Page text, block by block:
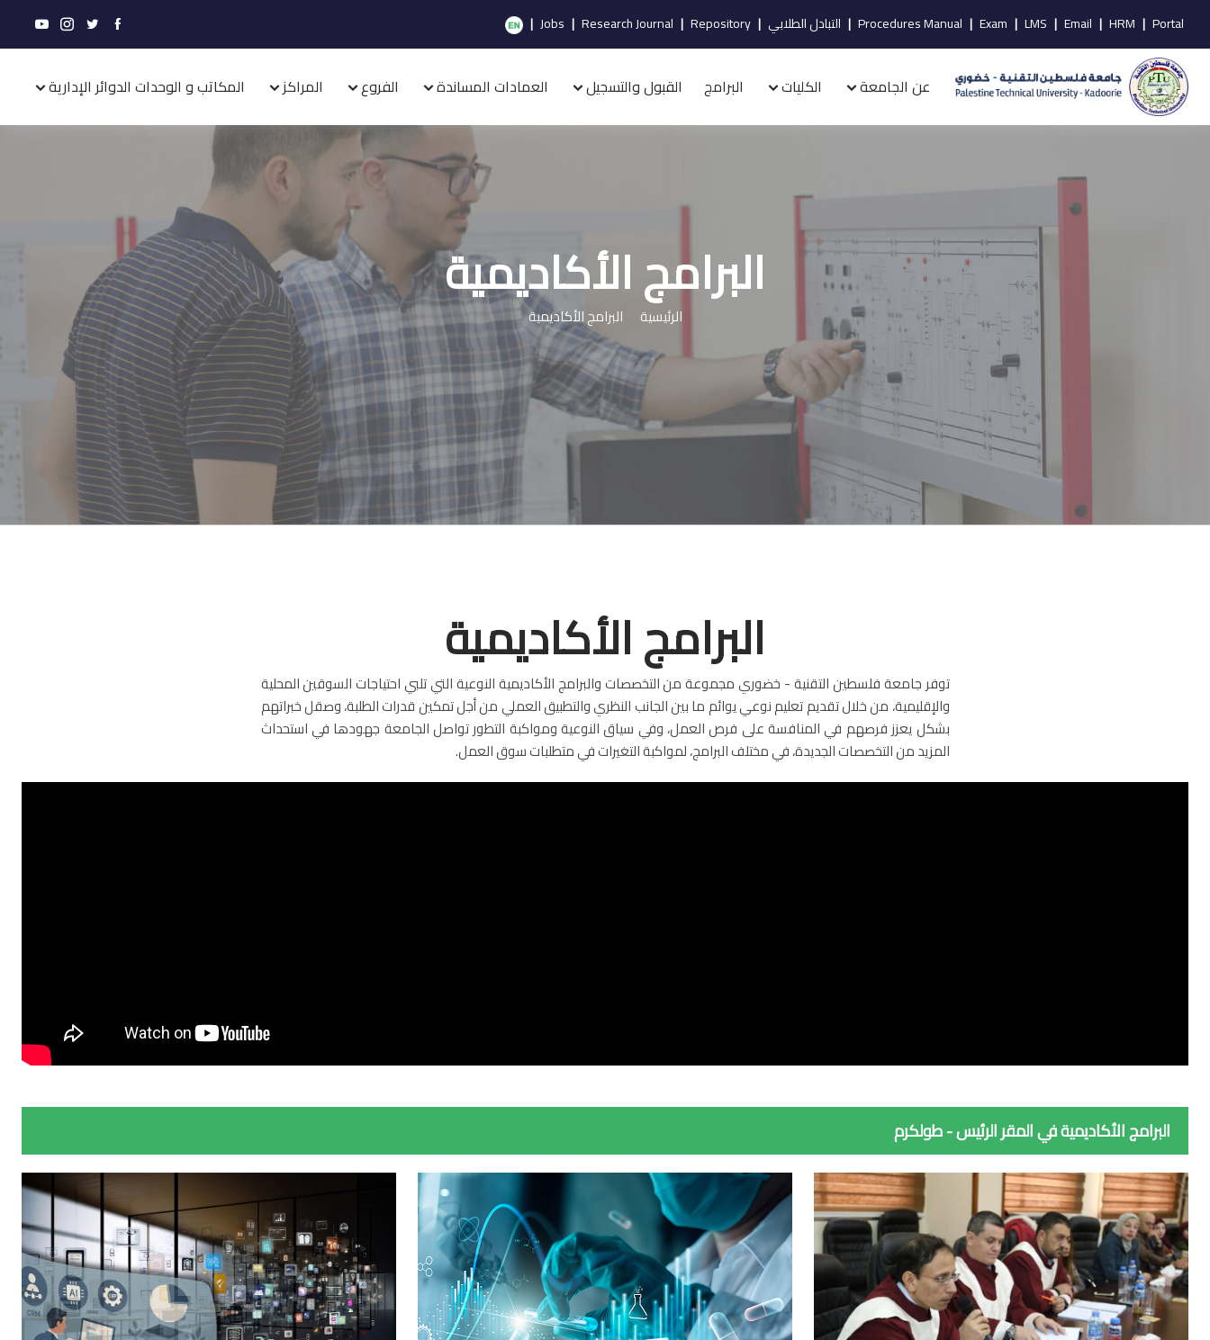
Portal
|
HRM
|
Email
|
LMS
|
Exam
|
Procedures Manual
| التبادل الطلابي |
Repository
|
Research Journal
|
Jobs
|
عن الجامعة الكليات البرامج القبول والتسجيل العمادات المساندة الفروع المراكز المكاتب و الوحدات الدوائر الإدارية
البرامج الأكاديمية
الرئيسية البرامج الأكاديمية
البرامج الأكاديمية
توفر جامعة فلسطين التقنية - خضوري مجموعة من التخصصات والبرامج الأكاديمية النوعية التي تلبي احتياجات السوقين المحلية
والإقليمية، من خلال تقديم تعليم نوعي يوائم ما بين الجانب النظري والتطبيق العملي من أجل تمكين قدرات الطلبة، وصقل خبراتهم
بشكل يعزز فرصهم في المنافسة على فرص العمل، وفي سياق النوعية ومواكبة التطور تواصل الجامعة جهودها في استحداث
المزيد من التخصصات الجديدة، في مختلف البرامج، لمواكبة التغيرات في متطلبات سوق العمل.
البرامج الأكاديمية في المقر الرئيس - طولكرم